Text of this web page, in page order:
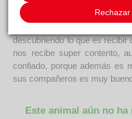
jaula donde apenas podía
descubriendo lo que es
nos recibe super contento,
confiado, porque además es
sus compañeros es muy
Este animal aún no